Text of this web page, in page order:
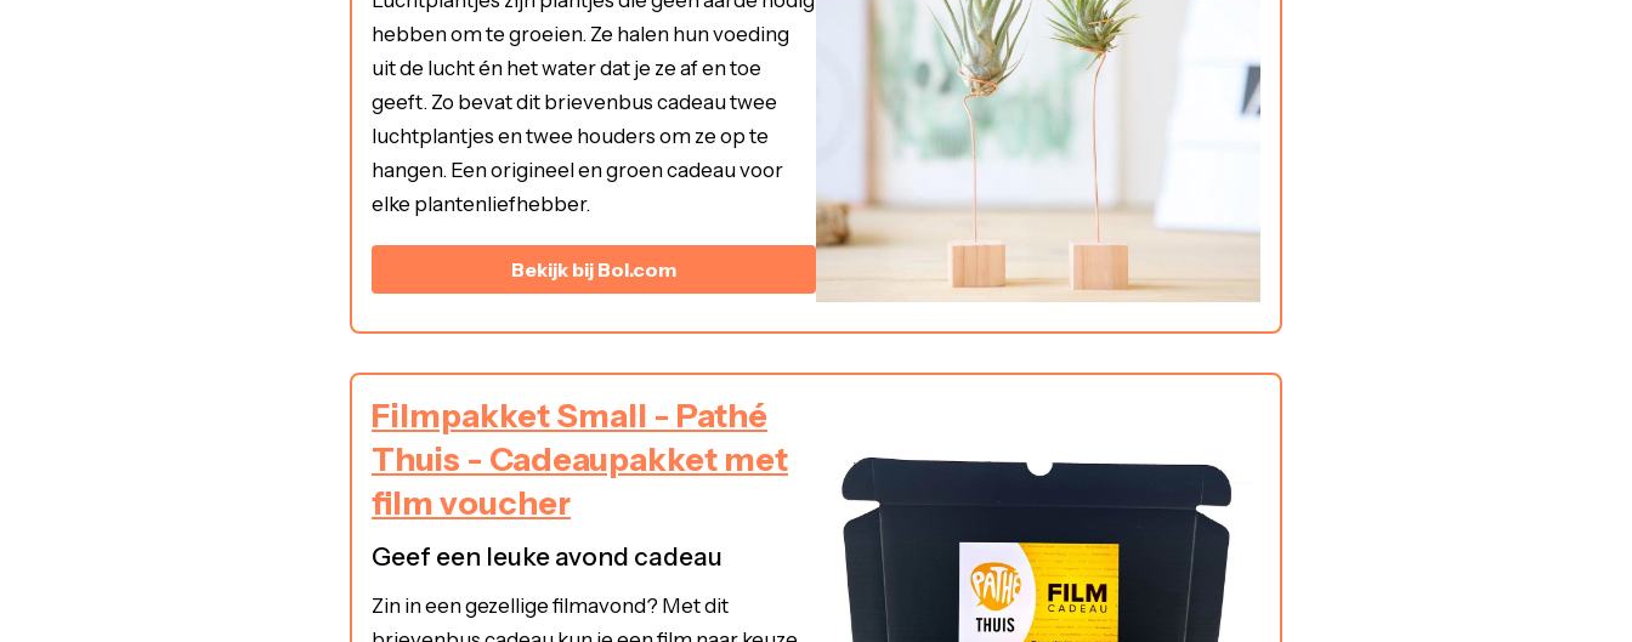
hebben om te groeien. Ze halen hun voeding
uit de lucht én het water dat je ze af en toe
geeft. Zo bevat dit brievenbus cadeau twee
luchtplantjes en twee houders om ze op te
hangen. Een origineel en groen cadeau voor
elke plantenliefhebber.
Bekijk bij Bol.com
Filmpakket Small - Pathé
Thuis - Cadeaupakket met
film voucher
Geef een leuke avond cadeau
Zin in een gezellige filmavond? Met dit